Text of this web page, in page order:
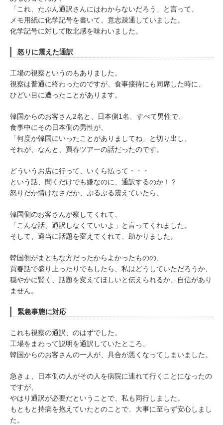
「これ、たぶん通訳さんにはわからないだろう」と言って、
メモ用紙に化学記号を書いて、意志疎通していました。
化学記号に対して敗北感を味わいました。
怒りに震えた通訳
工場の視察というのもありました。
視察は普通に終わったのですが、食事接待にも同席した時に、
ひどい目に遭ったことがあります。
韓国からのお客さん2名と、日本側1名、すべて男性で、
食事中にその日本側の男性が、
「何度か韓国にいったことがありましてね」と切り出し、
それが、なんと、買春ツアーの話だったのです。
どういうお店に行って、いくら払って・・・
という話、聞くだけでも嫌なのに、通訳するのか！？
怒りだか情けなさだか、ぷるぷる震えていたら、
韓国側のお客さんが察してくれて、
「こんな話、通訳しなくていいよ」と言ってくれました。
そして、適当に話題を変えてくれて、助かりました。
韓国側がまともな方だったからよかったものの、
買春話で盛り上ったりでもしたら、私はどうしていただろうか、
穏やかに賢く、話題を変えてほしいと伝えられるか、自信があり
ません。
緊急事態に対応
これも視察の通訳、のはずでした。
工場をまわって説明を通訳していたところ、
韓国からのお客さんの一人が、具合が悪くなってしまいました。
急きょ、日本側の人がその人を病院に連れて行くことになったの
ですが、
やはり通訳が必要だということで、私も同行しました。
もともと持病を抱えていたとのことで、大事に至らず安心しまし
た。